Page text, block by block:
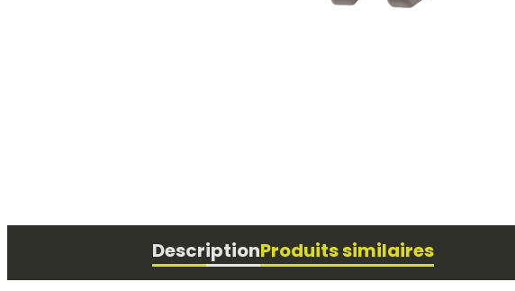
Description Produits similaires